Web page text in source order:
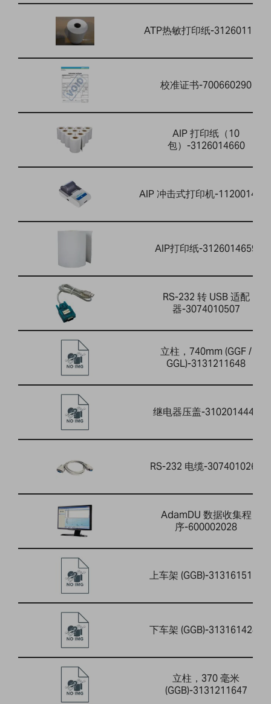
ATP热敏打印纸-3126011263
校准证书-700660290
AIP 打印纸（10
包）-3126014660
AIP 冲击式打印机-
AIP打印纸-3126014659
RS-232 转 USB 适配
器-3074010507
立柱，740mm (GGF /
GGL)-3131211648
继电器压盖-3102014446
RS-232 电缆-3074010266
AdamDU 数据收集程
序-600002028
上车架 (GGB)-3131615155
下车架 (GGB)-3131614282
立柱，370 毫米
(GGB)-3131211647